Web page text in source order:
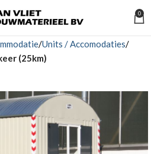
0
Units / Accomodaties
(25km)